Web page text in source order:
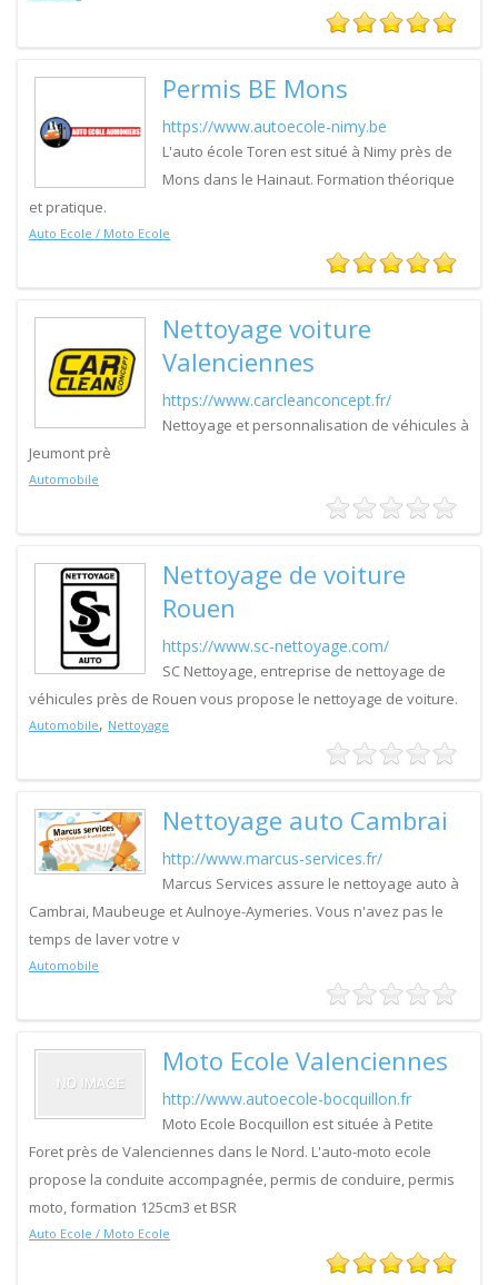
Permis BE Mons
https://www.autoecole-nimy.be
L'auto école Toren est situé à Nimy près de
Mons dans le Hainaut. Formation théorique
et pratique.
Auto Ecole / Moto Ecole
Nettoyage voiture
Valenciennes
https://www.carcleanconcept.fr/
Nettoyage et personnalisation de véhicules à
Jeumont prè
Automobile
Nettoyage de voiture
Rouen
https://www.sc-nettoyage.com/
SC Nettoyage, entreprise de nettoyage de
véhicules près de Rouen vous propose le nettoyage de voiture.
Automobile, Nettoyage
Nettoyage auto Cambrai
http://www.marcus-services.fr/
Marcus Services assure le nettoyage auto à
Cambrai, Maubeuge et Aulnoye-Aymeries. Vous n'avez pas le
temps de laver votre v
Automobile
Moto Ecole Valenciennes
http://www.autoecole-bocquillon.fr
Moto Ecole Bocquillon est située à Petite
Foret près de Valenciennes dans le Nord. L'auto-moto ecole
propose la conduite accompagnée, permis de conduire, permis
moto, formation 125cm3 et BSR
Auto Ecole / Moto Ecole